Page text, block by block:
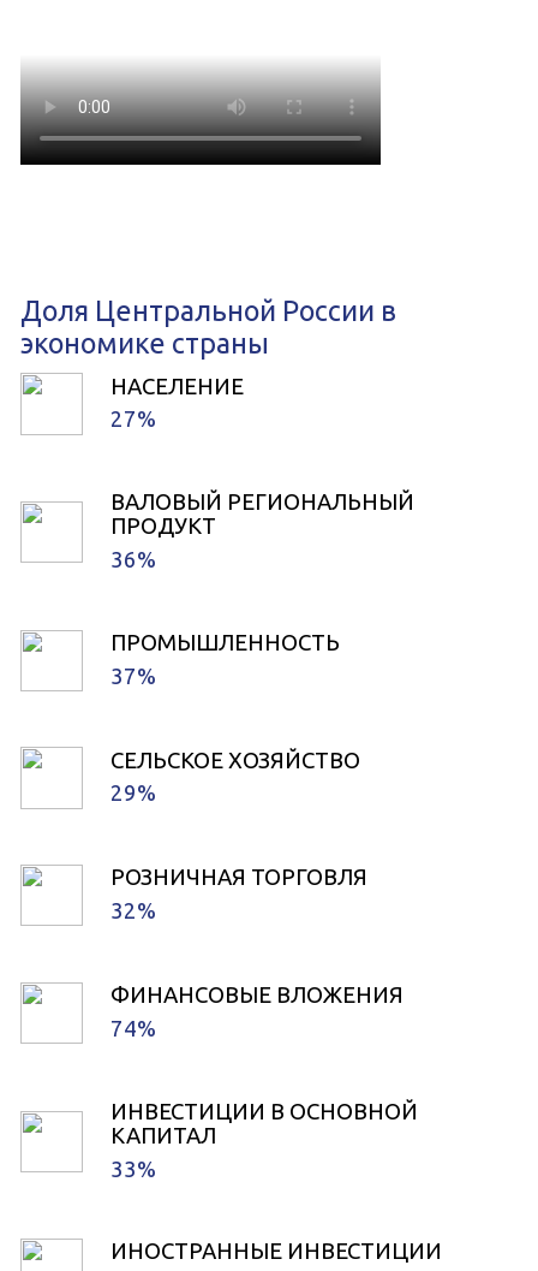
Доля Центральной России в
экономике страны
27%
НАСЕЛЕНИЕ
36%
ВАЛОВЫЙ РЕГИОНАЛЬНЫЙ
ПРОДУКТ
33%
ИНВЕСТИЦИИ В ОСНОВНОЙ
КАПИТАЛ
32%
РОЗНИЧНАЯ ТОРГОВЛЯ
37%
ПРОМЫШЛЕННОСТЬ
74%
ФИНАНСОВЫЕ ВЛОЖЕНИЯ
29%
СЕЛЬСКОЕ ХОЗЯЙСТВО
ИНОСТРАННЫЕ ИНВЕСТИЦИИ